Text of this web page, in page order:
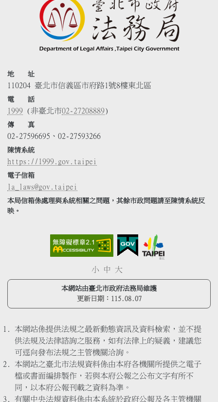
地 址
110204 臺北市信義區市府路1號8樓東北區
電 話
1999 (非臺北市02-27208889)
傳 真
02-27596695、02-27593266
陳情系統
https://1999.gov.taipei
電子信箱
la_laws@gov.taipei
本局信箱係處理與系統相關之問題，其餘市政問題請至陳情系統反
映。
小 中 大
本網站由臺北市政府法務局維護
更新日期： 115.08.07
本網站係提供法規之最新動態資訊及資料檢索，並不提
供法規及法律諮詢之服務，如有法律上的疑義，建議您
可逕向發布法規之主管機關洽詢。
本網站之臺北市法規資料係由本府各機關所提供之電子
檔或書面編排製作，若與本府公報之公布文字有所不
同，以本府公報刊載之資料為準。
有關中央法規資料係由本系統於政府公報及各主管機關